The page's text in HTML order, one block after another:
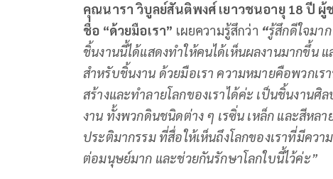
คุณนารา วิบูลย์สันติพงศ์ เยาวชนอายุ 18 ปี ผู้
ชื่อ “ด้วยมือเรา” เผยความรู้สึกว่า “รู้สึกดีใจมา
ชิ้นงานนี้ได้แสดงทำให้คนได้เห็นผลงานมากขึ้น
สำหรับชิ้นงาน ด้วยมือเรา ความหมายคือพวกเ
สร้างและทำลายโลกของเราได้ค่ะ เป็นชิ้นงาน
งาน ทั้งพวกดินชนิดต่าง ๆ เรซิ่น เหล็ก และสีหล
ประติมากรรม ที่สื่อให้เห็นถึงโลกของเราที่มีคว
ต่อมนุษย์มาก และช่วยกันรักษาโลกใบนี้ไว้ค่ะ”